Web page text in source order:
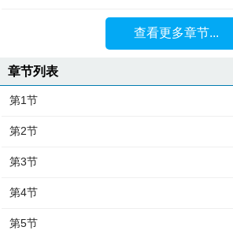
查看更多章节...
章节列表
第1节
第2节
第3节
第4节
第5节